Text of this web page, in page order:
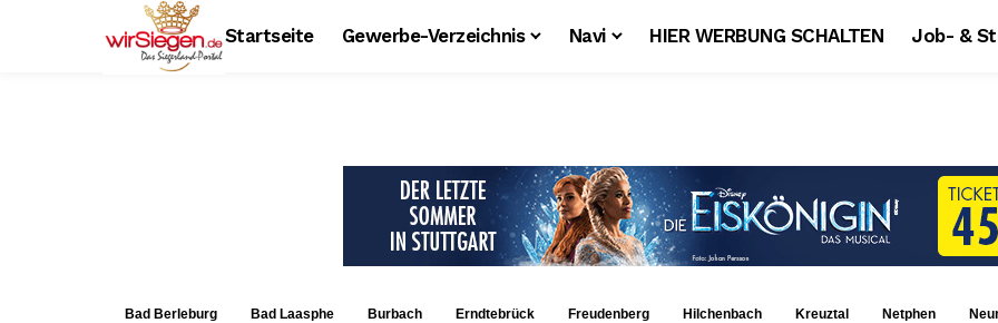
Startseite Gewerbe-Verzeichnis Navi HIER WERBUNG SCHALTEN Job- &
Bad Berleburg Bad Laasphe Burbach Erndtebrück Freudenberg Hilchenbach Kreuztal Netphen